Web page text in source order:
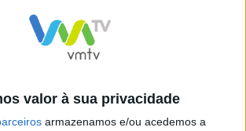
valor à sua privacidade
armazenamos e/ou acedemos a
reuniu familiares e amigos
de fé e gratidão pela longa